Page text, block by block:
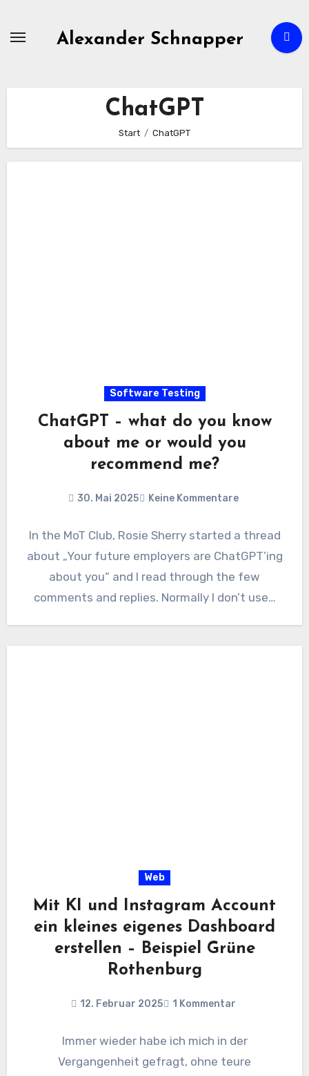
Alexander Schnapper
ChatGPT
Start ChatGPT
Software Testing
ChatGPT – what do you know
about me or would you
recommend me?
30. Mai 2025 Keine Kommentare
In the MoT Club, Rosie Sherry started a thread
about „Your future employers are ChatGPT’ing
about you“ and I read through the few
comments and replies. Normally I don’t use…
Web
Mit KI und Instagram Account
ein kleines eigenes Dashboard
erstellen – Beispiel Grüne
Rothenburg
12. Februar 2025 1 Kommentar
Immer wieder habe ich mich in der
Vergangenheit gefragt, ohne teure